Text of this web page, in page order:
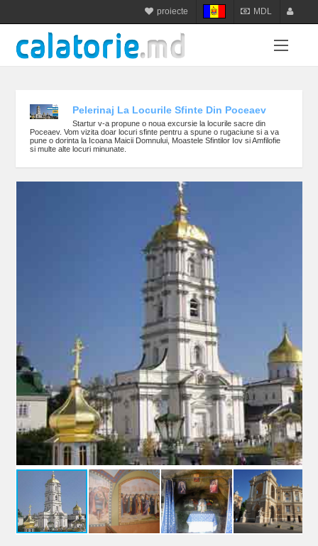
MDL
UAH
proiecte
calatorie.md
sejur.md
balneo.md
munte.md
Pelerinaj La Locurile Sfinte Din Poceaev
Startur v-a propune o noua excursie la locurile sacre din
Poceaev. Vom vizita doar locuri sfinte pentru a spune o rugaciune si a va
pune o dorinta la Icoana Maicii Domnului, Moastele Sfintilor Iov si Amfilofie
si multe alte locuri minunate.